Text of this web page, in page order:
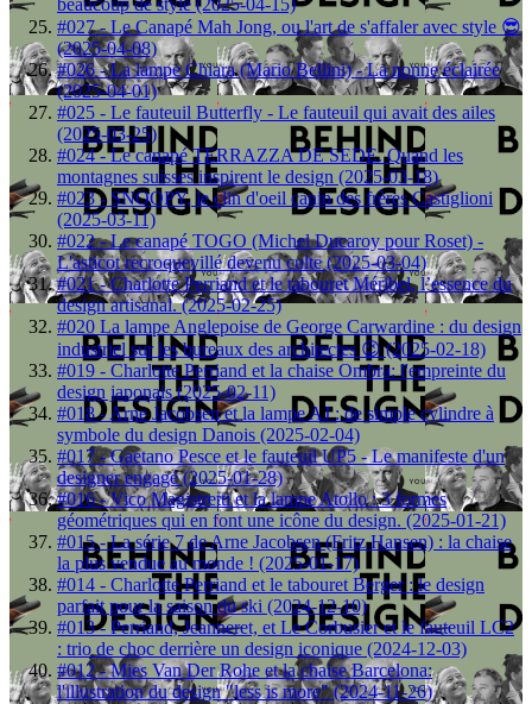
#027 - Le Canapé Mah Jong, ou l'art de s'affaler avec style 😎
(2025-04-08)
#026 - La lampe Chiara (Mario Bellini) - La nonne éclairée
(2025-04-01)
#025 - Le fauteuil Butterfly - Le fauteuil qui avait des ailes
(2025-03-25)
#024 - Le canapé TERRAZZA DE SEDE. Quand les
montagnes suisses inspirent le design (2025-03-18)
#023 - SNOOPY, le clin d'oeil canin des frères Castiglioni
(2025-03-11)
#022 - Le canapé TOGO (Michel Ducaroy pour Roset) -
L'asticot recroquevillé devenu culte (2025-03-04)
#021 - Charlotte Perriand et le tabouret Méribel, l’essence du
design artisanal. (2025-02-25)
#020 La lampe Anglepoise de George Carwardine : du design
industriel sur les bureaux des architectes 😉 (2025-02-18)
#019 - Charlotte Perriand et la chaise Ombra: l'empreinte du
design japonais (2025-02-11)
#018 - Arne Jacobsen et la lampe AJ : de simple cylindre à
symbole du design Danois (2025-02-04)
#017 - Gaetano Pesce et le fauteuil UP5 - Le manifeste d'un
designer engagé (2025-01-28)
#016 - Vico Magistretti et la lampe Atollo : 3 formes
géométriques qui en font une icône du design. (2025-01-21)
#015 - La série 7 de Arne Jacobsen (Fritz Hansen) : la chaise
la plus vendue au monde ! (2025-01-17)
#014 - Charlotte Perriand et le tabouret Berger : le design
parfait pour la saison du ski (2024-12-10)
#013 - Perriand, Jeanneret, et Le Corbusier et le fauteuil LC2
: trio de choc derrière un design iconique (2024-12-03)
#012 - Mies Van Der Rohe et la chaise Barcelona:
l'illustration du design "less is more" (2024-11-26)